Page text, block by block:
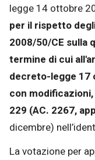
legge 14 ottobre
per il rispetto
2008/50/CE sulla
termine di cui
decreto-legge
con
229 (AC. 2267,
dicembre)
La votazione per